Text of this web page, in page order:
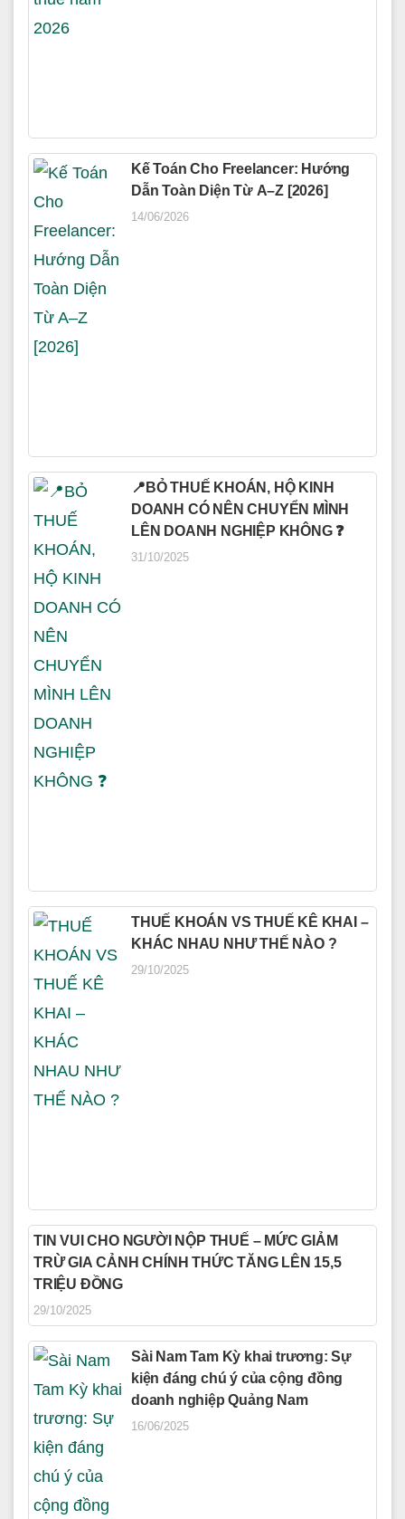
Kế Toán Cho Freelancer: Hướng
Dẫn Toàn Diện Từ A–Z [2026]
14/06/2026
📍BỎ THUẾ KHOÁN, HỘ KINH
DOANH CÓ NÊN CHUYỂN MÌNH
LÊN DOANH NGHIỆP KHÔNG ❓
31/10/2025
THUẾ KHOÁN VS THUẾ KÊ KHAI –
KHÁC NHAU NHƯ THẾ NÀO ?
29/10/2025
TIN VUI CHO NGƯỜI NỘP THUẾ – MỨC GIẢM
TRỪ GIA CẢNH CHÍNH THỨC TĂNG LÊN 15,5
TRIỆU ĐỒNG
29/10/2025
Sài Nam Tam Kỳ khai trương: Sự
kiện đáng chú ý của cộng đồng
doanh nghiệp Quảng Nam
16/06/2025